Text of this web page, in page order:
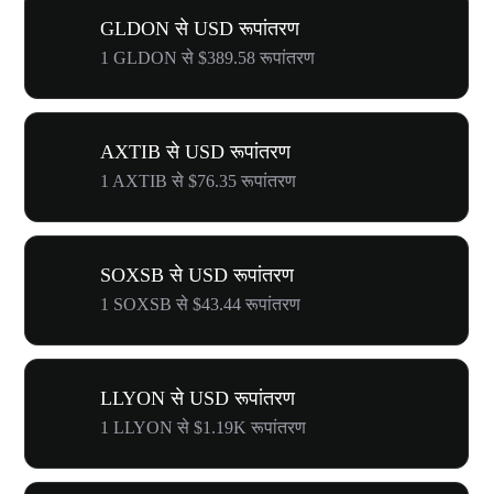
GLDON से USD रूपांतरण
1 GLDON से $389.58 रूपांतरण
AXTIB से USD रूपांतरण
1 AXTIB से $76.35 रूपांतरण
SOXSB से USD रूपांतरण
1 SOXSB से $43.44 रूपांतरण
LLYON से USD रूपांतरण
1 LLYON से $1.19K रूपांतरण